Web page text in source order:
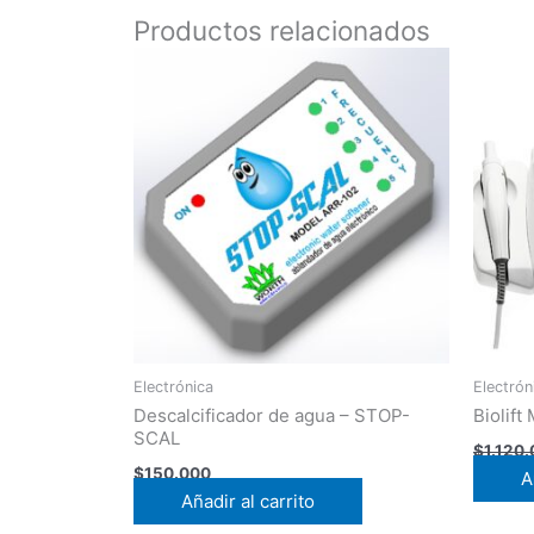
Productos relacionados
Electrónica
Descalcificador de agua – STOP-
SCAL
$150.000
Añadir al carrito
Biolift
$